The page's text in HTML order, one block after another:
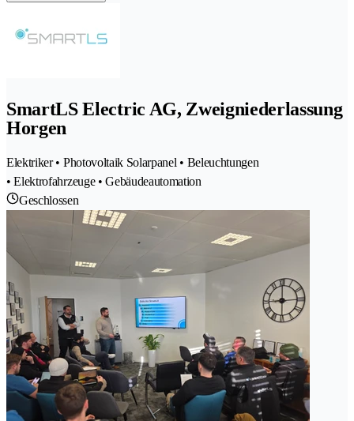
SmartLS Electric AG, Zweigniederlassung
Horgen
Elektriker • Photovoltaik Solarpanel • Beleuchtungen
• Elektrofahrzeuge • Gebäudeautomation
Geschlossen